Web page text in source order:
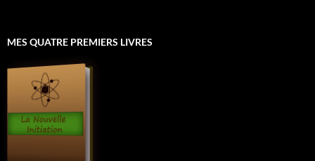
MES QUATRE PREMIERS LIVRES